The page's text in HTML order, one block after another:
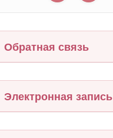
Обратная связь
Электронная запись